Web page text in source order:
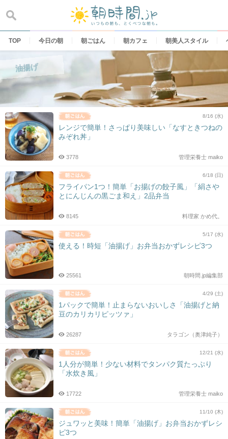
content
TOP 今日の朝 朝ごはん 朝カフェ 朝美人スタイル
油揚げ
8/16 (水)
レンジで簡単！さっぱり美味しい「なすときつねの
みぞれ丼」
管理栄養士 maiko
3778
6/18 (日)
フライパン1つ！簡単「お揚げの餃子風」「絹さや
とにんじんの黒ごま和え」2品弁当
料理家 かめ代。
8145
5/17 (水)
使える！時短「油揚げ」お弁当おかずレシピ3つ
朝時間.jp編集部
25561
4/29 (土)
1パックで簡単！止まらないおいしさ「油揚げと納
豆のカリカリピッツァ」
タラゴン（奥津純子）
26287
12/21 (水)
1人分が簡単！少ない材料でタンパク質たっぷり
「水炊き風」
管理栄養士 maiko
17722
11/10 (木)
ジュワッと美味！簡単「油揚げ」お弁当おかずレシ
ピ3つ